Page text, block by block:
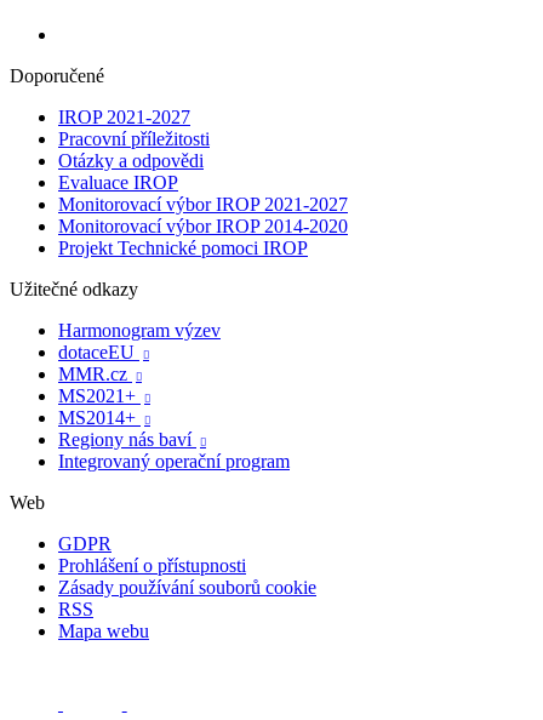
Doporučené
IROP 2021-2027
Pracovní příležitosti
Otázky a odpovědi
Evaluace IROP
Monitorovací výbor IROP 2021-2027
Monitorovací výbor IROP 2014-2020
Projekt Technické pomoci IROP
Užitečné odkazy
Harmonogram výzev
dotaceEU

MMR.cz 
MS2021+ 
MS2014+ 
Regiony nás baví 
Integrovaný operační program
Web
GDPR
Prohlášení o přístupnosti
Zásady používání souborů cookie
RSS
Mapa webu